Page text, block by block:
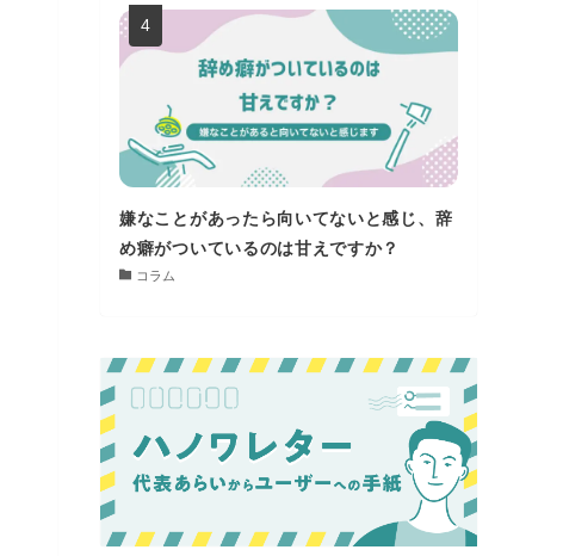
嫌なことがあったら向いてないと感じ、辞
め癖がついているのは甘えですか？
コラム